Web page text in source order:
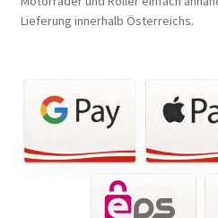
Lieferung innerhalb Österreichs.